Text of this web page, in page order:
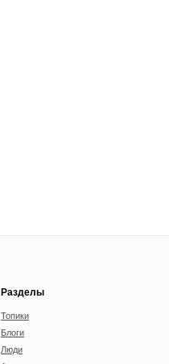
Разделы
Топики
Блоги
Люди